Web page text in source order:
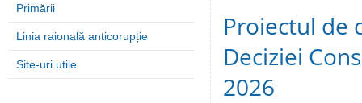
Primării
Linia raională anticorupție
Site-uri utile
Proiectul de
Deciziei
2026